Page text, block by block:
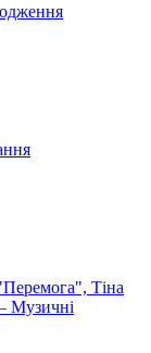
Тіна
Музичні